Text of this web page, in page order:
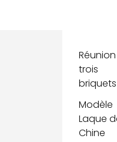
trois
briquets
Modèle
Laque
Chine